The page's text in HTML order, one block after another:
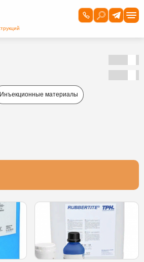
Инъекционные материалы